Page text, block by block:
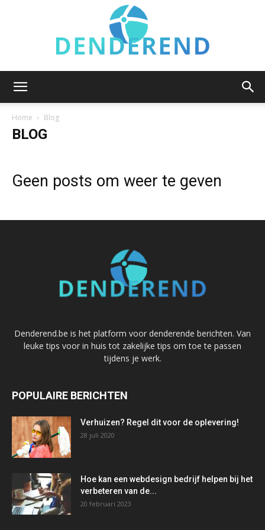
Home Blog
BLOG
Geen posts om weer te geven
Denderend.be is het platform voor denderende berichten. Van
leuke tips voor in huis tot zakelijke tips om toe te passen
tijdens je werk.
POPULAIRE BERICHTEN
Verhuizen? Regel dit voor de oplevering!
28 juli 2020
Hoe kan een webdesign bedrijf helpen bij het
verbeteren van de...
20 februari 2023